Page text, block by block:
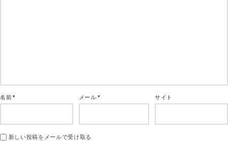
名前* メール* サイト
新しい投稿をメールで受け取る